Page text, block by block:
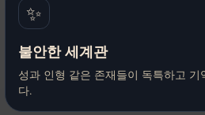
✨
불안한 세계관
성과 인형 같은 존재들이 독특하고
다.